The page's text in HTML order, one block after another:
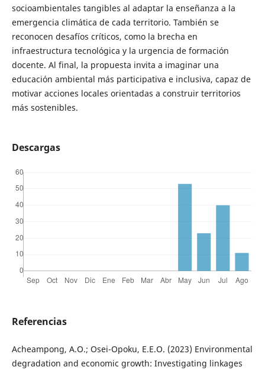
socioambientales tangibles al adaptar la enseñanza a la
emergencia climática de cada territorio. También se
reconocen desafíos críticos, como la brecha en
infraestructura tecnológica y la urgencia de formación
docente. Al final, la propuesta invita a imaginar una
educación ambiental más participativa e inclusiva, capaz de
motivar acciones locales orientadas a construir territorios
más sostenibles.
Descargas
Referencias
Acheampong, A.O.; Osei-Opoku, E.E.O. (2023) Environmental
degradation and economic growth: Investigating linkages